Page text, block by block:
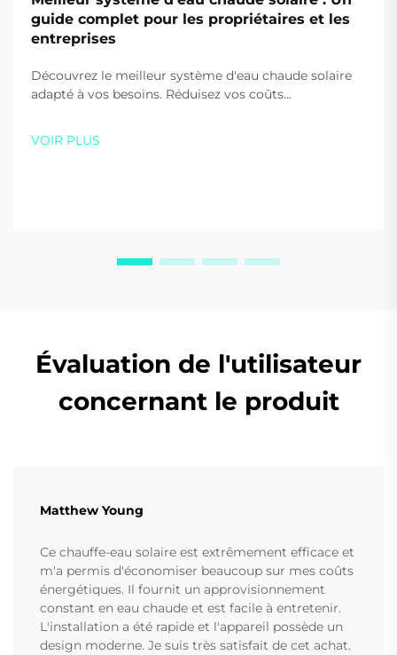
guide complet pour les propriétaires et les
entreprises
Découvrez le meilleur système d'eau chaude solaire
adapté à vos besoins. Réduisez vos coûts
efficacité de Sidite. Obtenez dès aujourd'hui votre
VOIR PLUS
Évaluation de l'utilisateur
concernant le produit
Matthew Young
Ce chauffe-eau solaire est extrêmement efficace et
m'a permis d'économiser beaucoup sur mes coûts
énergétiques. Il fournit un approvisionnement
constant en eau chaude et est facile à entretenir.
L'installation a été rapide et l'appareil possède un
design moderne. Je suis très satisfait de cet achat.